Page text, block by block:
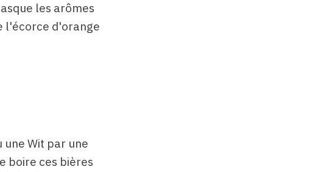
les arômes
l'écorce d'orange
une Wit par une
boire ces bières